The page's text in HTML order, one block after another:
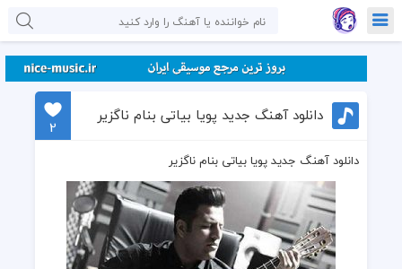
دانلود آهنگ جدید پویا بیاتی بنام ناگزیر
2
دانلود آهنگ جدید پویا بیاتی بنام ناگزیر